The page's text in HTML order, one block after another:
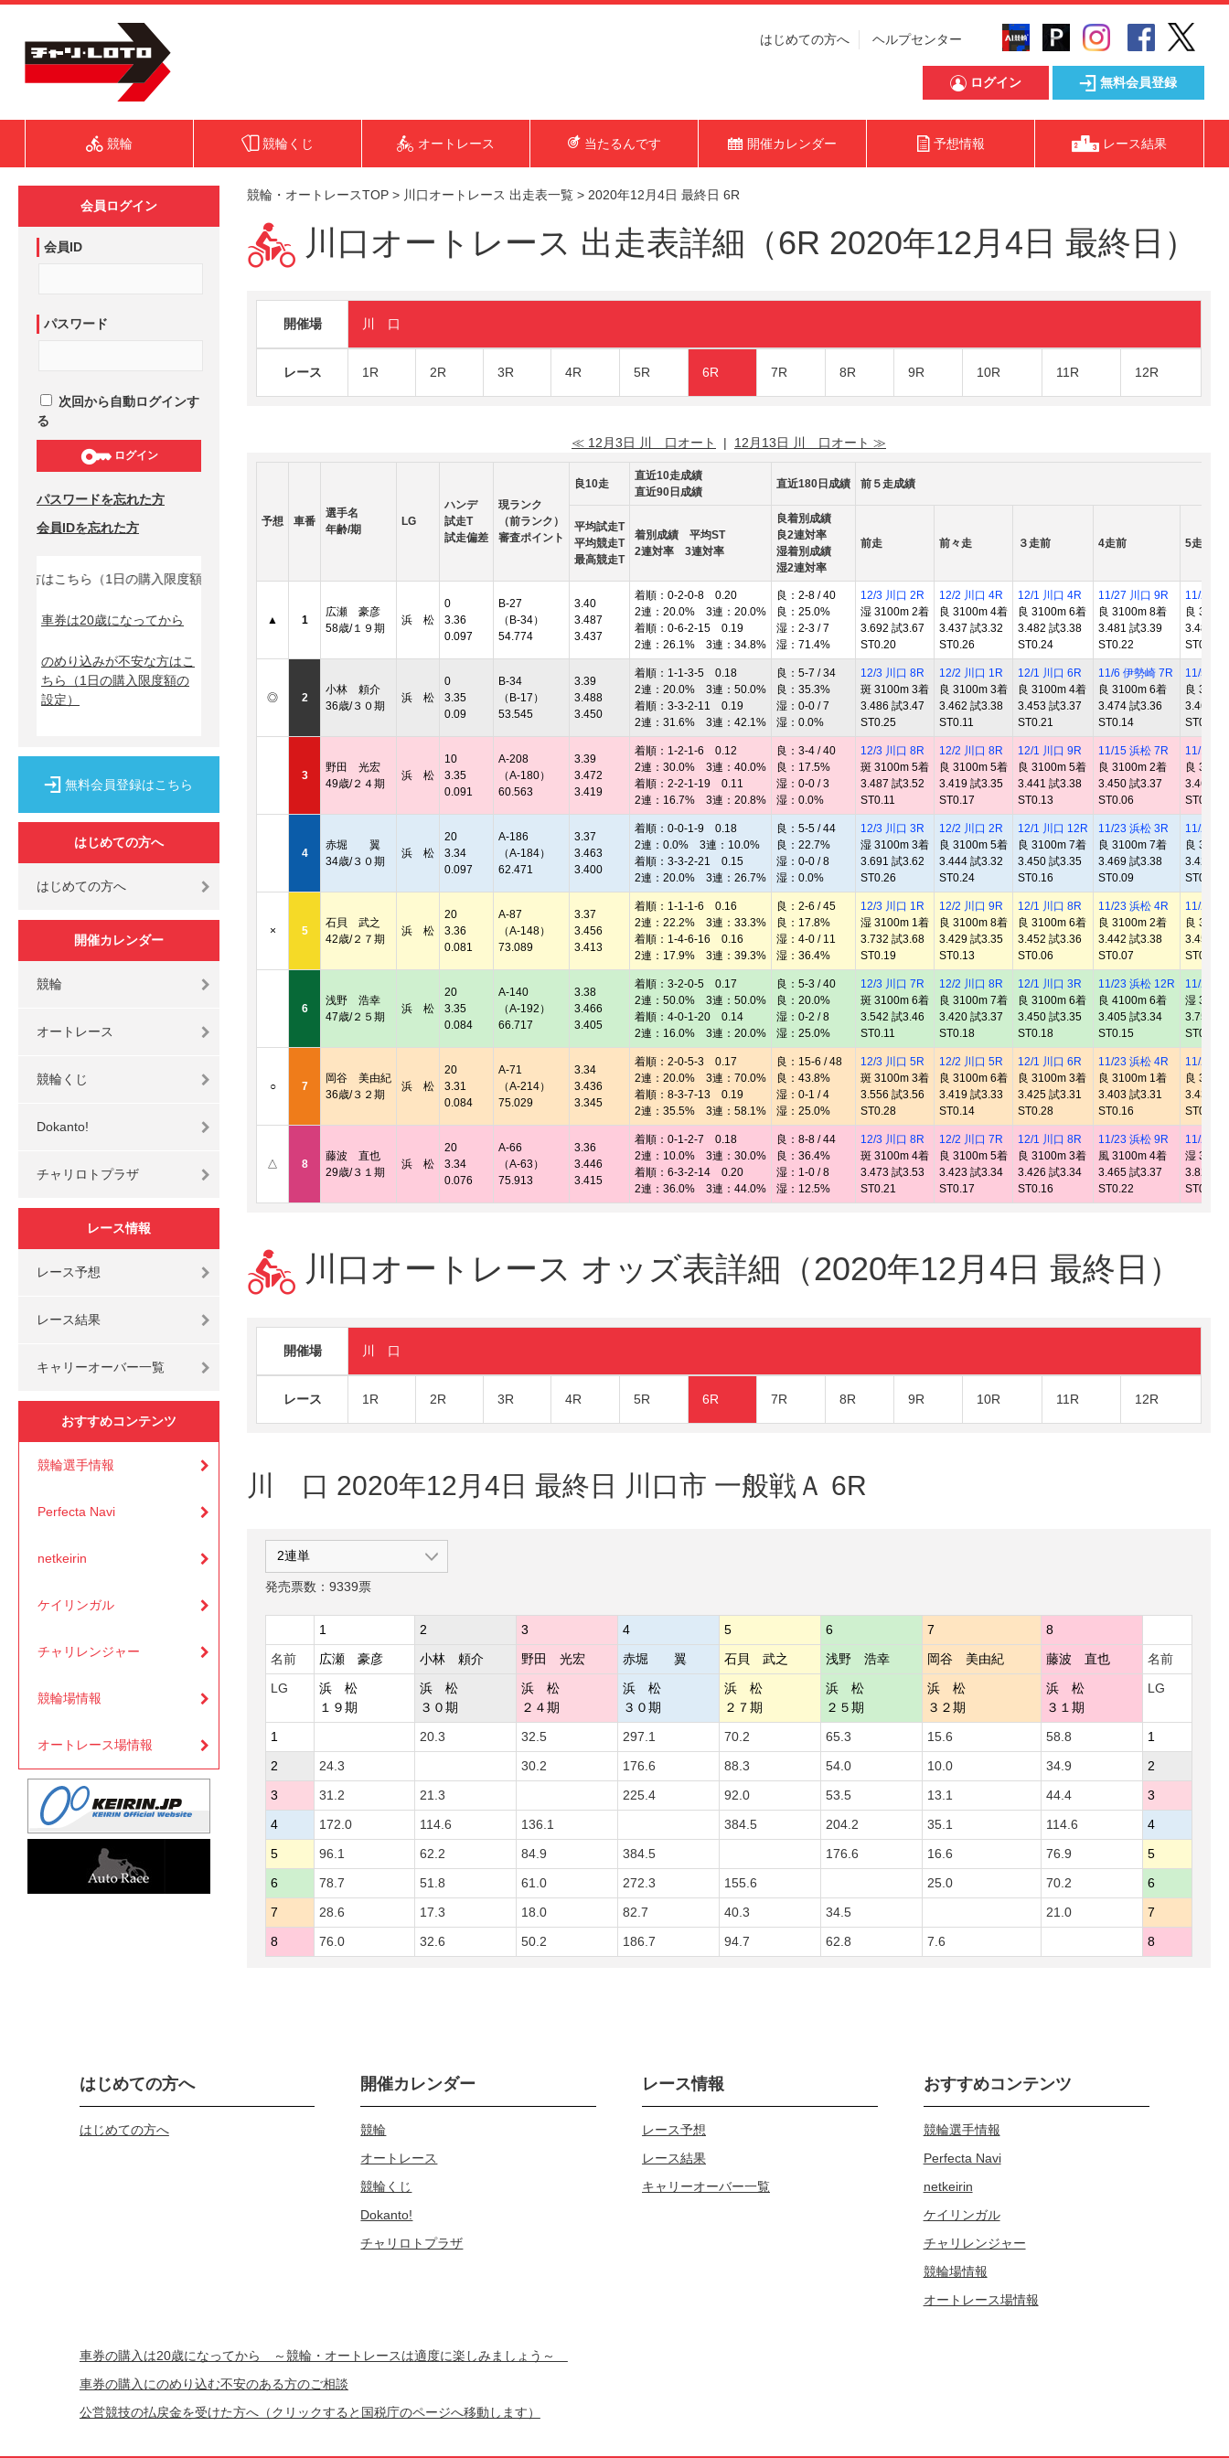
はじめての方へ ヘルプセンター
ログイン 無料会員登録
競輪 競輪くじ オートレース 当たるんです 開催カレンダー 予想情報 レース結果
会員ログイン
会員ID
パスワード
次回から自動ログインす
る
ログイン
パスワードを忘れた方
会員IDを忘れた方
こちら（1日の購入限度額の設定）↓
車券は20歳になってから
のめり込みが不安な方はこ
ちら
（1日の購入限度額の
設定）
無料会員登録はこちら
はじめての方へ
はじめての方へ
開催カレンダー
競輪
オートレース
競輪くじ
Dokanto!
チャリロトプラザ
レース情報
レース予想
レース結果
キャリーオーバー一覧
おすすめコンテンツ
競輪選手情報
Perfecta Navi
netkeirin
ケイリンガル
チャリレンジャー
競輪場情報
オートレース場情報
競輪・オートレースTOP > 川口オートレース 出走表一覧 > 2020年12月4日 最終日 6R
川口オートレース 出走表詳細（6R 2020年12月4日 最終日）
開催場 川 口
レース 1R 2R 3R 4R 5R 6R 7R 8R 9R 10R 11R 12R
≪ 12月3日 川 口オート | 12月13日 川 口オート ≫
予想 車番
選手名
年齢/期
LG
ハンデ
試走T
試走偏差
現ランク
（前ランク）
審査ポイント
良10走
直近10走成績
直近90日成績
直近180日成績 前５走成績
平均試走T
平均競走T
最高競走T
着別成績 平均ST
2連対率 3連対率
良着別成績
良2連対率
湿着別成績
湿2連対率
前走 前々走 ３走前 4走前 5走前
▲ 1
広瀬 豪彦
58歳/１９期
浜 松
0
3.36
0.097
B-27
（B-34）
54.774
3.40
3.487
3.437
着順：0-2-0-8 0.20
2連：20.0% 3連：20.0%
着順：0-6-2-15 0.19
2連：26.1% 3連：34.8%
良：2-8 / 40
良：25.0%
湿：2-3 / 7
湿：71.4%
12/3 川口 2R
湿 3100m 2着
3.692 試3.67
ST0.20
12/2 川口 4R
良 3100m 4着
3.437 試3.32
ST0.26
12/1 川口 4R
良 3100m 6着
3.482 試3.38
ST0.24
11/27 川口 9R
良 3100m 8着
3.481 試3.39
ST0.22
11/26
良
3.484
ST0.25
◎ 2
小林 頼介
36歳/３０期
浜 松
0
3.35
0.09
B-34
（B-17）
53.545
3.39
3.488
3.450
着順：1-1-3-5 0.18
2連：20.0% 3連：50.0%
着順：3-3-2-11 0.19
2連：31.6% 3連：42.1%
良：5-7 / 34
良：35.3%
湿：0-0 / 7
湿：0.0%
12/3 川口 8R
斑 3100m 3着
3.486 試3.47
ST0.25
12/2 川口 1R
良 3100m 3着
3.462 試3.38
ST0.11
12/1 川口 6R
良 3100m 4着
3.453 試3.37
ST0.21
11/6 伊勢崎 7R
良 3100m 6着
3.474 試3.36
ST0.14
11/5 伊
良
3.463
ST0.25
3
野田 光宏
49歳/２４期
浜 松
10
3.35
0.091
A-208
（A-180）
60.563
3.39
3.472
3.419
着順：1-2-1-6 0.12
2連：30.0% 3連：40.0%
着順：2-2-1-19 0.11
2連：16.7% 3連：20.8%
良：3-4 / 40
良：17.5%
湿：0-0 / 3
湿：0.0%
12/3 川口 8R
斑 3100m 5着
3.487 試3.52
ST0.11
12/2 川口 8R
良 3100m 5着
3.419 試3.35
ST0.17
12/1 川口 9R
良 3100m 5着
3.441 試3.38
ST0.13
11/15 浜松 7R
良 3100m 2着
3.450 試3.37
ST0.06
11/14
良
3.469
ST0.10
4
赤堀 翼
34歳/３０期
浜 松
20
3.34
0.097
A-186
（A-184）
62.471
3.37
3.463
3.400
着順：0-0-1-9 0.18
2連：0.0% 3連：10.0%
着順：3-3-2-21 0.15
2連：20.0% 3連：26.7%
良：5-5 / 44
良：22.7%
湿：0-0 / 8
湿：0.0%
12/3 川口 3R
湿 3100m 3着
3.691 試3.62
ST0.26
12/2 川口 2R
良 3100m 5着
3.444 試3.32
ST0.24
12/1 川口 12R
良 3100m 7着
3.450 試3.35
ST0.16
11/23 浜松 3R
良 3100m 7着
3.469 試3.38
ST0.09
11/22
良
3.428
ST0.18
× 5
石貝 武之
42歳/２７期
浜 松
20
3.36
0.081
A-87
（A-148）
73.089
3.37
3.456
3.413
着順：1-1-1-6 0.16
2連：22.2% 3連：33.3%
着順：1-4-6-16 0.16
2連：17.9% 3連：39.3%
良：2-6 / 45
良：17.8%
湿：4-0 / 11
湿：36.4%
12/3 川口 1R
湿 3100m 1着
3.732 試3.68
ST0.19
12/2 川口 9R
良 3100m 8着
3.429 試3.35
ST0.13
12/1 川口 8R
良 3100m 6着
3.452 試3.36
ST0.06
11/23 浜松 4R
良 3100m 2着
3.442 試3.38
ST0.07
11/22
良
3.453
ST0.13
6
浅野 浩幸
47歳/２５期
浜 松
20
3.35
0.084
A-140
（A-192）
66.717
3.38
3.466
3.405
着順：3-2-0-5 0.17
2連：50.0% 3連：50.0%
着順：4-0-1-20 0.14
2連：16.0% 3連：20.0%
良：5-3 / 40
良：20.0%
湿：0-2 / 8
湿：25.0%
12/3 川口 7R
斑 3100m 6着
3.542 試3.46
ST0.11
12/2 川口 8R
良 3100m 7着
3.420 試3.37
ST0.18
12/1 川口 3R
良 3100m 6着
3.450 試3.35
ST0.18
11/23 浜松 12R
良 4100m 6着
3.405 試3.34
ST0.15
11/22
湿
3.758
ST0.19
○ 7
岡谷 美由紀
36歳/３２期
浜 松
20
3.31
0.084
A-71
（A-214）
75.029
3.34
3.436
3.345
着順：2-0-5-3 0.17
2連：20.0% 3連：70.0%
着順：8-3-7-13 0.19
2連：35.5% 3連：58.1%
良：15-6 / 48
良：43.8%
湿：0-1 / 4
湿：25.0%
12/3 川口 5R
斑 3100m 3着
3.556 試3.56
ST0.28
12/2 川口 5R
良 3100m 6着
3.419 試3.33
ST0.14
12/1 川口 6R
良 3100m 3着
3.425 試3.31
ST0.28
11/23 浜松 4R
良 3100m 1着
3.403 試3.31
ST0.16
11/22
良
3.434
ST0.19
△ 8
藤波 直也
29歳/３１期
浜 松
20
3.34
0.076
A-66
（A-63）
75.913
3.36
3.446
3.415
着順：0-1-2-7 0.18
2連：10.0% 3連：30.0%
着順：6-3-2-14 0.20
2連：36.0% 3連：44.0%
良：8-8 / 44
良：36.4%
湿：1-0 / 8
湿：12.5%
12/3 川口 8R
斑 3100m 4着
3.473 試3.53
ST0.21
12/2 川口 7R
良 3100m 5着
3.423 試3.34
ST0.17
12/1 川口 8R
良 3100m 3着
3.426 試3.34
ST0.16
11/23 浜松 9R
風 3100m 4着
3.465 試3.37
ST0.22
11/22
湿
3.823
ST0.12
川口オートレース オッズ表詳細（2020年12月4日 最終日）
開催場 川 口
レース 1R 2R 3R 4R 5R 6R 7R 8R 9R 10R 11R 12R
川 口 2020年12月4日 最終日 川口市 一般戦Ａ 6R
発売票数：9339票
1 2 3 4 5 6 7
8
名前
広瀬 豪彦 小林 頼介 野田 光宏 赤堀 翼 石貝 武之 浅野 浩幸 岡谷 美由紀 藤波 直也
名前
LG
浜 松
１９期
浜 松
３０期
浜 松
２４期
浜 松
３０期
浜 松
２７期
浜 松
２５期
浜 松
３２期
浜 松
３１期
LG
1 20.3 32.5 297.1 70.2 65.3 15.6 58.8
1
2
24.3 30.2 176.6 88.3 54.0 10.0 34.9
2
3
31.2 21.3 225.4 92.0 53.5 13.1 44.4
3
4
172.0 114.6 136.1 384.5 204.2 35.1 114.6
4
5
96.1 62.2 84.9 384.5 176.6 16.6 76.9
5
6
78.7 51.8 61.0 272.3 155.6 25.0 70.2
6
7
28.6 17.3 18.0 82.7 40.3 34.5 21.0
7
8
76.0 32.6 50.2 186.7 94.7 62.8 7.6 8
はじめての方へ
はじめての方へ
開催カレンダー
競輪
オートレース
競輪くじ
Dokanto!
チャリロトプラザ
レース情報
レース予想
レース結果
キャリーオーバー一覧
おすすめコンテンツ
競輪選手情報
Perfecta Navi
netkeirin
ケイリンガル
チャリレンジャー
競輪場情報
オートレース場情報
車券の購入は20歳になってから ～競輪・オートレースは適度に楽しみましょう～
車券の購入にのめり込む不安のある方のご相談
公営競技の払戻金を受けた方へ（クリックすると国税庁のページへ移動します）